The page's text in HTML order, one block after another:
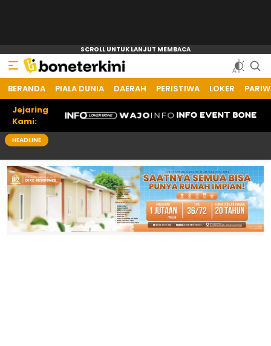
Bone Terkini
Referensi Informasi Terkini
BERANDA PIALA DUNIA DAERAH PERISTIWA LOKER
Jejaring
Kami:
HEADLINE